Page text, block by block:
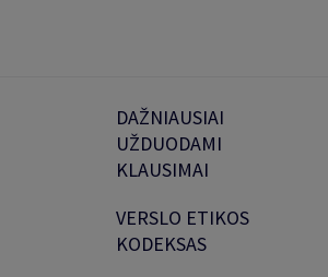
DAŽNIAUSIAI
UŽDUODAMI
KLAUSIMAI
VERSLO ETIKOS
KODEKSAS